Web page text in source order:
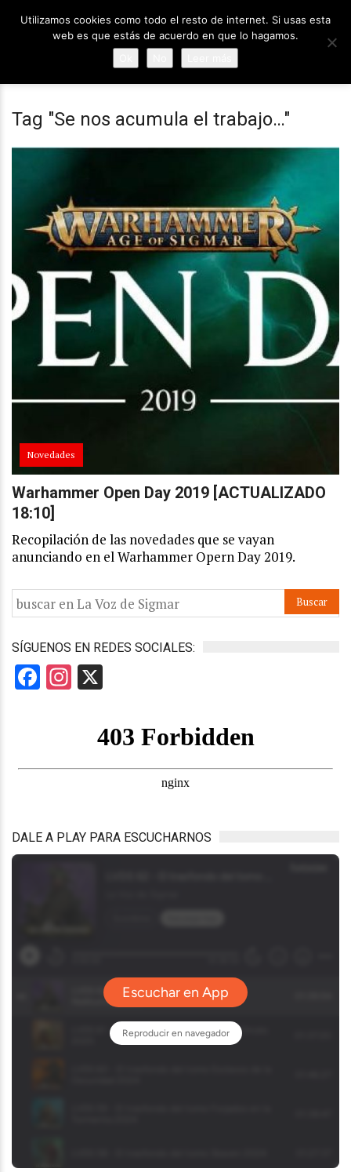
Tag "Se nos acumula el trabajo…"
Novedades
Warhammer Open Day 2019 [ACTUALIZADO
18:10]
Recopilación de las novedades que se vayan
anunciando en el Warhammer Opern Day 2019.
SÍGUENOS EN REDES SOCIALES:
Facebook
Instagram
DALE A PLAY PARA ESCUCHARNOS
Utilizamos cookies como todo el resto de internet. Si usas esta
web es que estás de acuerdo en que lo hagamos.